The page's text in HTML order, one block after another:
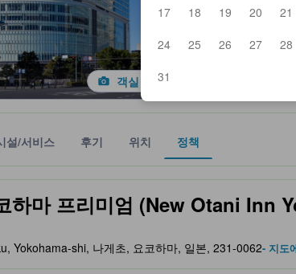
17
18 19 20 21
24
25 26 27 28
31
객실 사진 보기
설/서비스 후기 위치 정책
하마 프리미엄 (New Otani Inn
편안함, 편의 시설 및 서비스를 반영해 파트너 사이트에
Yokohama-shi, 나게초, 요코하마, 일본, 231-0062- 지도